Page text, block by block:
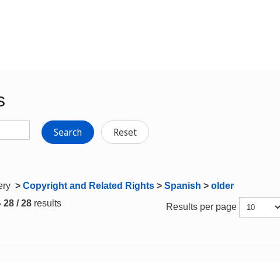
Search Reset
> Copyright and Related Rights > Spanish > older
28 / 28 results Results per page